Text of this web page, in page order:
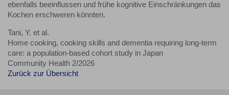
ebenfalls beeinflussen und frühe kognitive Einschränkungen das
Kochen erschweren könnten.
Tani, Y. et al.
Home cooking, cooking skills and dementia requiring long-term
care: a population-based cohort study in Japan
Community Health 2/2026
Zurück zur Übersicht